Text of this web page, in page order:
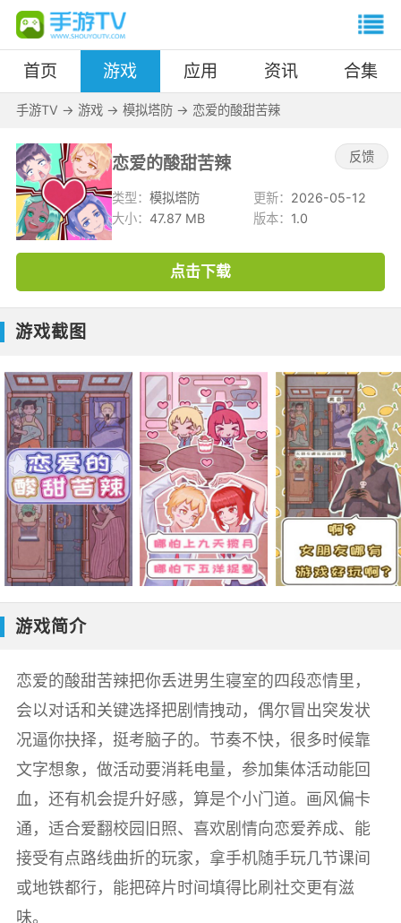
首页 游戏 应用 资讯 合集
手游TV -> 游戏-> 模拟塔防-> 恋爱的酸甜苦辣
恋爱的酸甜苦辣 反馈
类型：模拟塔防 更新： 2026-05-12
大小： 47.87 MB 版本： 1.0
点击下载
游戏截图
游戏简介
恋爱的酸甜苦辣把你丢进男生寝室的四段恋情里，
会以对话和关键选择把剧情拽动，偶尔冒出突发状
况逼你抉择，挺考脑子的。节奏不快，很多时候靠
文字想象，做活动要消耗电量，参加集体活动能回
血，还有机会提升好感，算是个小门道。画风偏卡
通，适合爱翻校园旧照、喜欢剧情向恋爱养成、能
接受有点路线曲折的玩家，拿手机随手玩几节课间
或地铁都行，能把碎片时间填得比刷社交更有滋
味。